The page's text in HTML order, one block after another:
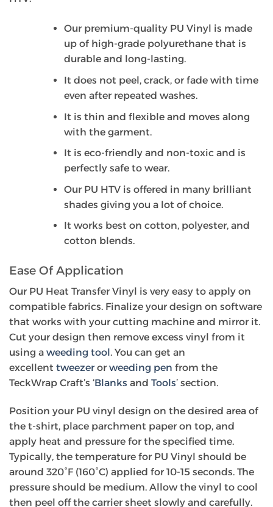
Our premium-quality PU Vinyl is made
up of high-grade polyurethane that is
durable and long-lasting.
It does not peel, crack, or fade with time
even after repeated washes.
It is thin and flexible and moves along
with the garment.
It is eco-friendly and non-toxic and is
perfectly safe to wear.
Our PU HTV is offered in many brilliant
shades giving you a lot of choice.
It works best on cotton, polyester, and
cotton blends.
Ease Of Application
Our PU Heat Transfer Vinyl is very easy to apply on
compatible fabrics. Finalize your design on software
that works with your cutting machine and mirror it.
Cut your design then remove excess vinyl from it
using a weeding tool. You can get an
excellent tweezerorweeding pen from the
TeckWrap Craft’s ‘Blanks and Tools’ section.
Position your PU vinyl design on the desired area of
the t-shirt, place parchment paper on top, and
apply heat and pressure for the specified time.
Typically, the temperature for PU Vinyl should be
around 320°F (160°C) applied for 10-15 seconds. The
pressure should be medium. Allow the vinyl to cool
then peel off the carrier sheet slowly and carefully.